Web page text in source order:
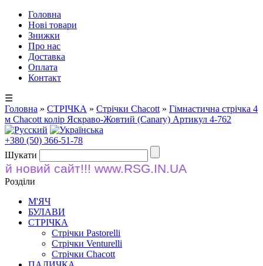
Головна
Нові товари
Знижки
Про нас
Доставка
Оплата
Контакт
☰
Головна » СТРІЧКА » Стрічки Chacott » Гімнастична стрічка 4
м Chacott колір Яскраво-Жовтий (Canary) Артикул 4-762
+380 (50) 366-51-78
Шукати
сайт!!! www.RSG.IN.UA
Розділи
М'ЯЧ
БУЛАВИ
СТРІЧКА
Стрічки Pastorelli
Стрічки Venturelli
Стрічки Chacott